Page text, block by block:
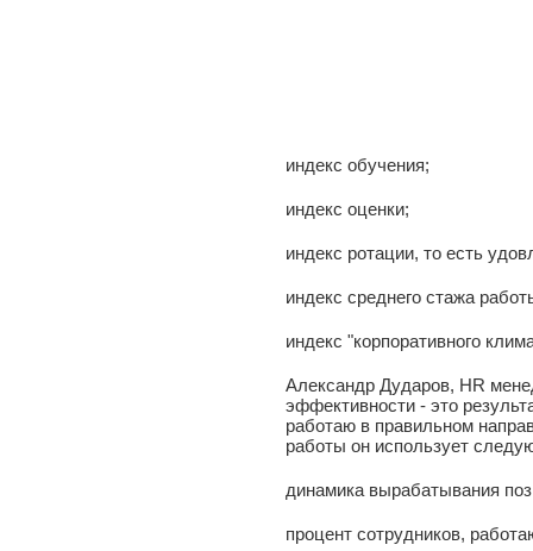
индекс обучения;
индекс оценки;
индекс ротации, то есть
индекс среднего стажа
индекс "корпоративного
Александр Дударов, HR
эффективности - это
работаю в правильном
работы он использует
динамика вырабатывания
процент сотрудников,